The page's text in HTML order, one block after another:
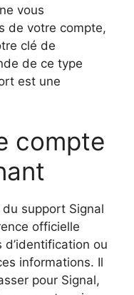
vous
de votre compte,
clé de
de ce type
est une
compte
support Signal
officielle
ou
informations. Il
pour Signal,